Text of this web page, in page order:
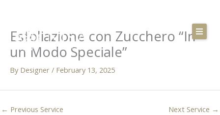
content
Home
Esfoliazione con Zucchero “In
un Modo Speciale”
By Designer / February 13, 2025
← Previous Service Next Service →